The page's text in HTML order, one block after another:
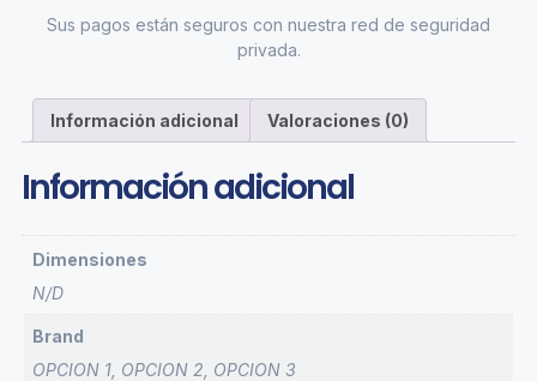
Sus pagos están seguros con nuestra red de seguridad
privada.
Información adicional Valoraciones (0)
Información adicional
Dimensiones
N/D
Brand
OPCION 1, OPCION 2, OPCION 3